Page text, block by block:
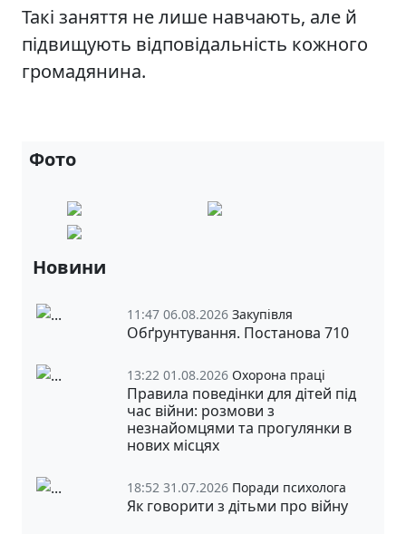
Такі заняття не лише навчають, але й
підвищують відповідальність кожного
громадянина.
Фото
Новини
11:47 06.08.2026 Закупівля
Обґрунтування. Постанова 710
13:22 01.08.2026 Охорона праці
Правила поведінки для дітей під
час війни: розмови з
незнайомцями та прогулянки в
нових місцях
18:52 31.07.2026 Поради психолога
Як говорити з дітьми про війну